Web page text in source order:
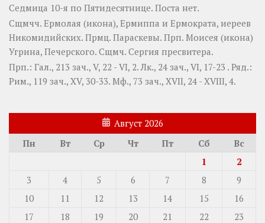
Седмица 10-я по Пятидесятнице. Поста нет.
Сщмчч. Ермолая (икона), Ермиппа и Ермократа, иереев
Никомидийских. Прмц. Параскевы. Прп. Моисея (икона)
Угрина, Печерского. Сщмч. Сергия пресвитера.
Прп.: Гал., 213 зач., V, 22 - VI, 2. Лк., 24 зач., VI, 17-23 . Ряд.:
Рим., 119 зач., XV, 30-33. Мф., 73 зач., XVII, 24 - XVIII, 4.
Август 2026
Пн
Вт Ср Чт Пт Сб
Вс
1
2
3
4 5 6 7 8
9
10
11 12 13 14 15
16
17
18 19 20 21 22
23